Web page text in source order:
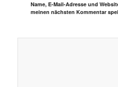
Name, E-Mail-Adresse und
meinen nächsten Kommentar